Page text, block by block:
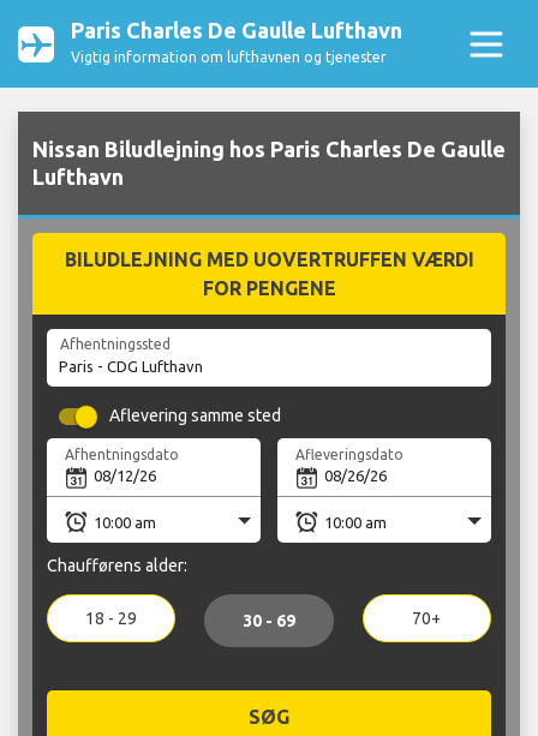
Paris Charles De Gaulle Lufthavn
Vigtig information om lufthavnen og tjenester
Nissan Biludlejning hos Paris Charles De Gaulle
Lufthavn
BILUDLEJNING MED UOVERTRUFFEN VÆRDI
FOR PENGENE
Afhentningssted
Aflevering samme sted
Afhentningsdato Afleveringsdato
Chaufførens alder:
18 - 29 30 - 69 70+
SØG